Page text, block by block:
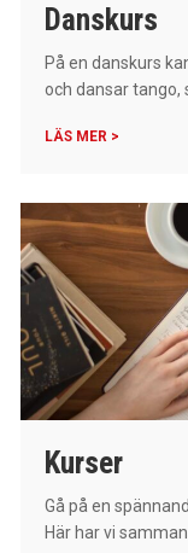
Danskurs
På en danskurs
och dansar tango,
LÄS MER >
Kurser
Gå på en
Här har vi